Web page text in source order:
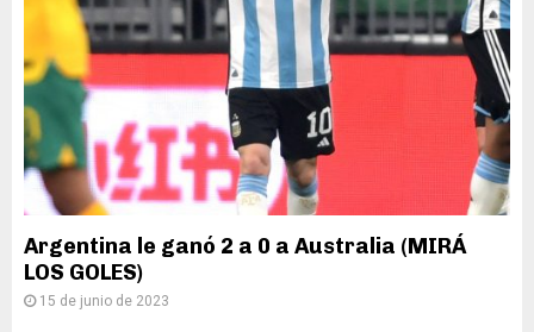
Argentina le ganó 2 a 0 a Australia (MIRÁ
LOS GOLES)
15 de junio de 2023